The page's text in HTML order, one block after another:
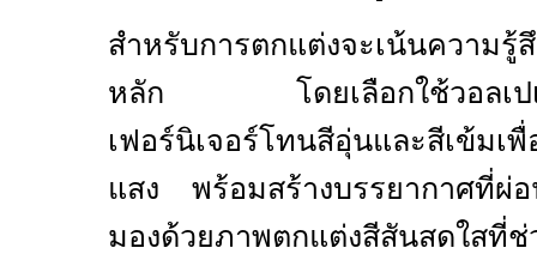
สำหรับการตกแต่งจะเน้นความรู้
หลัก โดยเลือกใช้วอลเปเป
เฟอร์นิเจอร์โทนสีอุ่นและสีเข้มเ
แสง พร้อมสร้างบรรยากาศที่
มองด้วยภาพตกแต่งสีสันสดใส